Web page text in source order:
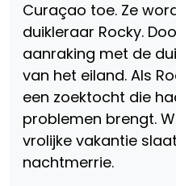
Curaçao toe. Ze
duikleraar Rocky.
aanraking met de
van het eiland. Als
een zoektocht die
problemen brengt.
vrolijke vakantie
nachtmerrie.